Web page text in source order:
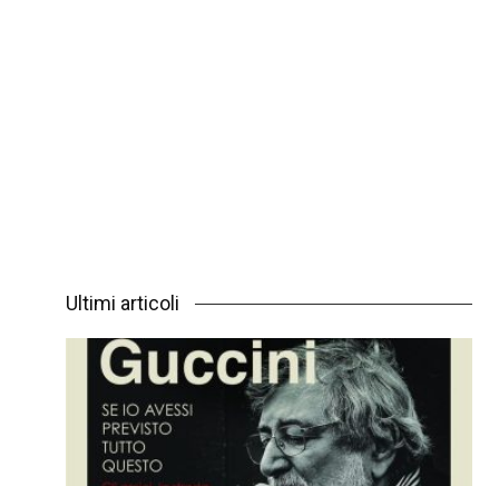
Ultimi articoli